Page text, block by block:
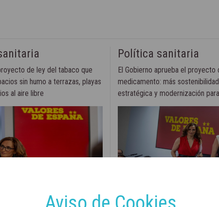
de ley del tabaco que
sin humo a terrazas, playas
al aire libre
Política sanitaria
El Gobierno aprueba el proyecto
medicamento: más
estratégica y modernización